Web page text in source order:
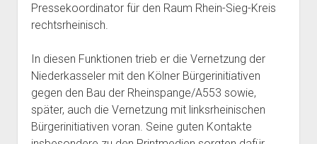
Pressekoordinator für den Raum Rhein-Sieg-Kreis
rechtsrheinisch.
In diesen Funktionen trieb er die Vernetzung der
Niederkasseler mit den Kölner Bürgerinitiativen
gegen den Bau der Rheinspange/A553 sowie,
später, auch die Vernetzung mit linksrheinischen
Bürgerinitiativen voran. Seine guten Kontakte